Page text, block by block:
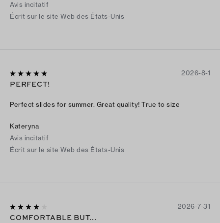
Avis incitatif
Écrit sur le site Web des États-Unis
2026-8-1
PERFECT!
Perfect slides for summer. Great quality! True to size
Kateryna
Avis incitatif
Écrit sur le site Web des États-Unis
2026-7-31
COMFORTABLE BUT...